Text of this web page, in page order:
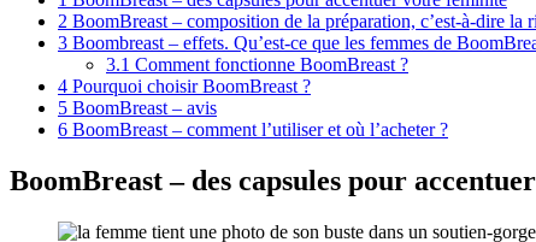
2 BoomBreast – composition de la préparation, c’est-à-dire la
3 Boombreast – effets. Qu’est-ce que les femmes de
3.1 Comment fonctionne BoomBreast ?
4 Pourquoi choisir BoomBreast ?
5 BoomBreast – avis
6 BoomBreast – comment l’utiliser et où l’acheter ?
BoomBreast – des capsules pour